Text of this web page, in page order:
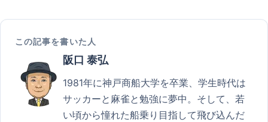
この記事を書いた人
阪口 泰弘
1981年に神戸商船大学を卒業、学生時代は
サッカーと麻雀と勉強に夢中。そして、若
い頃から憧れた船乗り目指して飛び込んだ